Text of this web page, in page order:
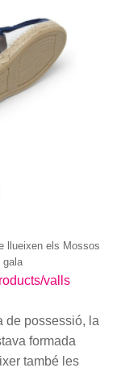
llueixen els Mossos
gala
valls
de possessió, la
formada
també les